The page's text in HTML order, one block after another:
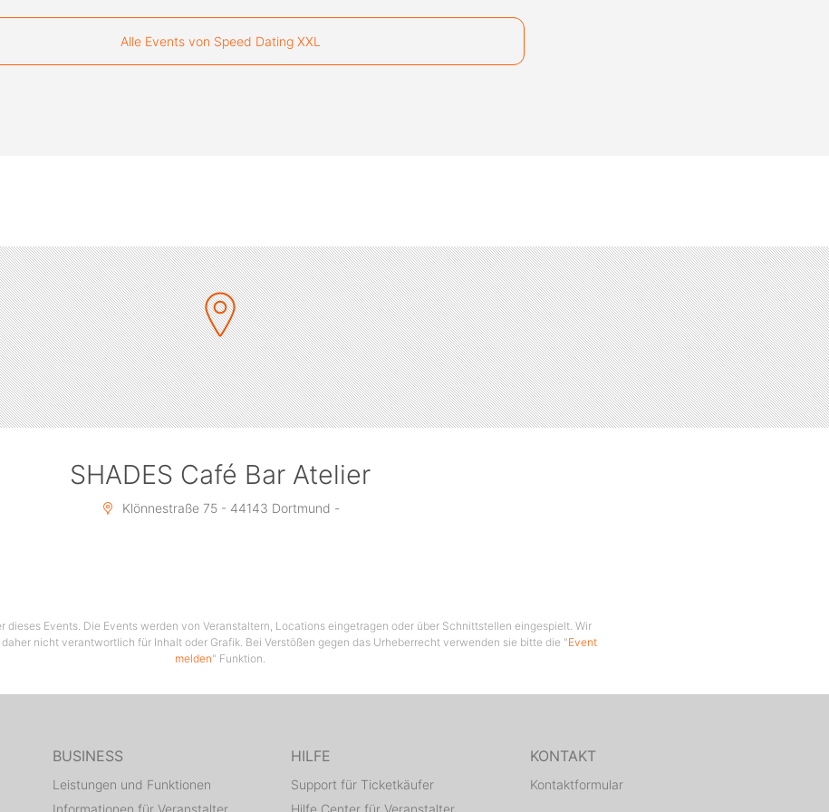
Alle Events von Speed Dating XXL
SHADES Café Bar Atelier
Klönnestraße 75 - 44143 Dortmund -
dieses Events. Die Events werden von Veranstaltern, Locations eingetragen oder über Schnittstellen eingespielt. Wir
nicht verantwortlich für Inhalt oder Grafik. Bei Verstößen gegen das Urheberrecht verwenden sie bitte die "Event
melden" Funktion.
BUSINESS
Leistungen und Funktionen
Informationen für Veranstalter
HILFE
Support für Ticketkäufer
Hilfe Center für Veranstalter
KONTAKT
Kontaktformular